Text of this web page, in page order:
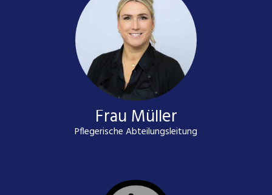
Frau Müller
Pflegerische Abteilungsleitung